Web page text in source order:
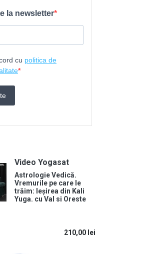
Video Yogasat
Astrologie Vedică.
Vremurile pe care le
trăim: Ieșirea din Kali
Yuga. cu Val si Oreste
210,00 lei